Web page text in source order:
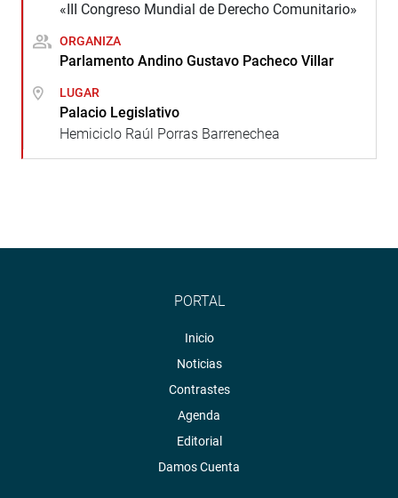
«III Congreso Mundial de Derecho Comunitario»
ORGANIZA
Parlamento Andino Gustavo Pacheco Villar
LUGAR
Palacio Legislativo
Hemiciclo Raúl Porras Barrenechea
PORTAL
Inicio
Noticias
Contrastes
Agenda
Editorial
Damos Cuenta